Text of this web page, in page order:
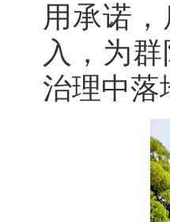
用承诺
入，为
治理中落